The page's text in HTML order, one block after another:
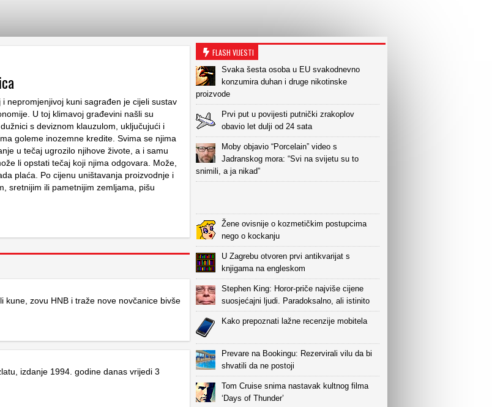
i nepromjenjivoj kuni sagrađen je cijeli sustav
U toj klimavoj građevini našli su
s deviznom klauzulom, uključujući i
goleme inozemne kredite. Svima se njima
u tečaj ugrozilo njihove živote, a i samu
li opstati tečaj koji njima odgovara. Može,
plaća. Po cijenu uništavanja proizvodnje i
sretnijim ili pametnijim zemljama, pišu
kune, zovu HNB i traže nove novčanice bivše
izdanje 1994. godine danas vrijedi 3
FLASH VIJESTI
Svaka šesta osoba u EU svakodnevno
konzumira duhan i druge nikotinske
proizvode
Prvi put u povijesti putnički zrakoplov
obavio let dulji od 24 sata
Moby objavio “Porcelain” video s
Jadranskog mora: “Svi na svijetu su to
snimili, a ja nikad”
Žene ovisnije o kozmetičkim postupcima
nego o kockanju
U Zagrebu otvoren prvi antikvarijat s
knjigama na engleskom
Stephen King: Horor-priče najviše cijene
suosjećajni ljudi. Paradoksalno, ali istinito
Kako prepoznati lažne recenzije mobitela
Prevare na Bookingu: Rezervirali vilu da bi
shvatili da ne postoji
Tom Cruise snima nastavak kultnog filma
‘Days of Thunder’